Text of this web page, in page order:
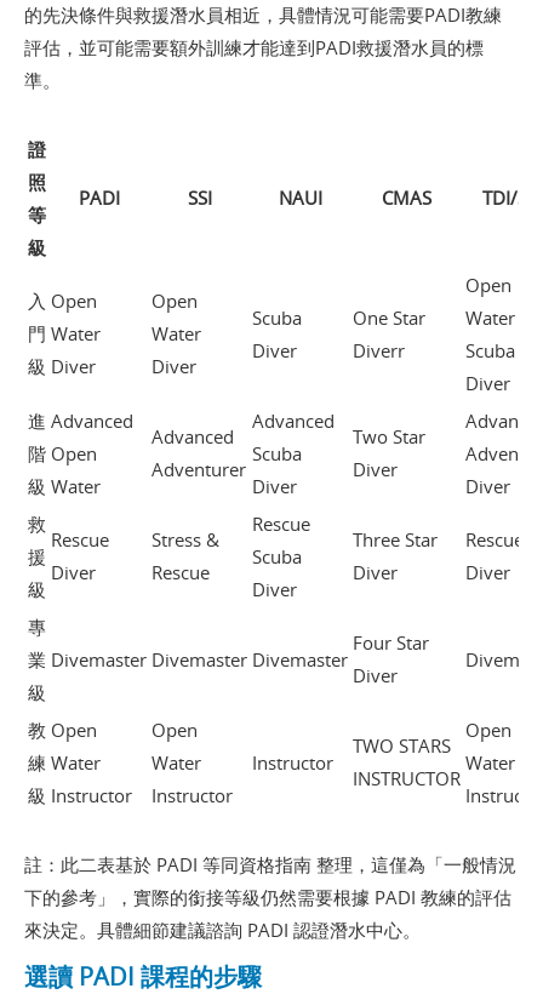
的先決條件與救援潛水員相近，具體情況可能需要PADI教練
評估，並可能需要額外訓練才能達到PADI救援潛水員的標
準。
證
照
等
級
PADI SSI NAUI CMAS TDI/
入
門
級
Open
Water
Diver
Open
Water
Diver
Scuba
Diver
One Star
Diverr
Open
Water
Scuba
Diver
進
階
級
Advanced
Open
Water
Advanced
Adventurer
Advanced
Scuba
Diver
Two Star
Diver
Diver
救
援
級
Rescue
Diver
Stress &
Rescue
Rescue
Scuba
Diver
Three Star
Diver
Rescue
Diver
專
業
級
Divemaster Divemaster Divemaster
Four Star
Diver
教
練
級
Open
Water
Instructor
Open
Water
Instructor
Instructor
TWO STARS
INSTRUCTOR
Open
Water
註：此二表基於 PADI 等同資格指南 整理，這僅為「一般情況
下的參考」，實際的銜接等級仍然需要根據 PADI 教練的評估
來決定。具體細節建議諮詢 PADI 認證潛水中心。
選讀 PADI 課程的步驟